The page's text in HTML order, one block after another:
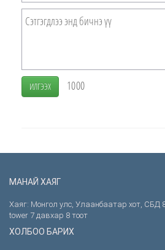
ИЛГЭЭХ 1000
МАНАЙ ХАЯГ
Хаяг: Монгол улс, Улаанбаатар хот, СБД
tower 7 давхар 8 тоот
ХОЛБОО БАРИХ